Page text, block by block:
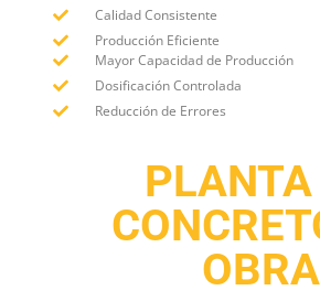
Calidad Consistente
Producción Eficiente
Mayor Capacidad de Producción
Dosificación Controlada
Reducción de Errores
PLANTA
OBRA